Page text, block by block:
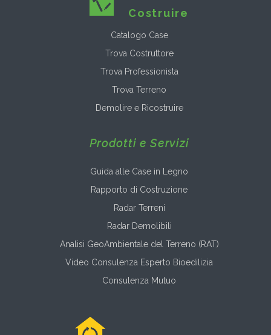
Costruire
Catalogo Case
Trova Costruttore
Trova Professionista
Trova Terreno
Demolire e Ricostruire
Prodotti e Servizi
Guida alle Case in Legno
Rapporto di Costruzione
Radar Terreni
Radar Demolibili
Analisi GeoAmbientale del Terreno (RAT)
Video Consulenza Esperto Bioedilizia
Consulenza Mutuo